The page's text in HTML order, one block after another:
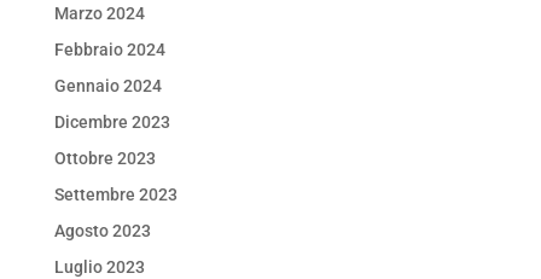
Marzo 2024
Febbraio 2024
Gennaio 2024
Dicembre 2023
Ottobre 2023
Settembre 2023
Agosto 2023
Luglio 2023